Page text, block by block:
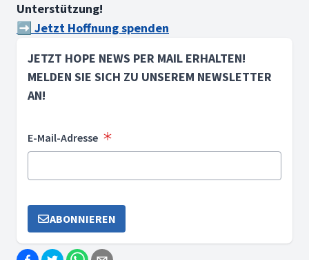
Unterstützung!
➡️ Jetzt Hoffnung spenden
JETZT HOPE NEWS PER MAIL ERHALTEN!
MELDEN SIE SICH ZU UNSEREM NEWSLETTER
AN!
E-Mail-Adresse
ABONNIEREN